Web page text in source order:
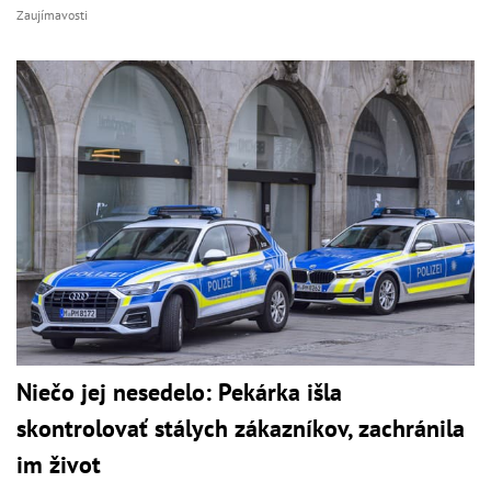
Zaujímavosti
Niečo jej nesedelo: Pekárka išla
skontrolovať stálych zákazníkov, zachránila
im život